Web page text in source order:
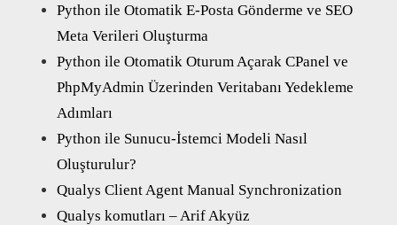
Python ile Otomatik E-Posta Gönderme ve SEO
Meta Verileri Oluşturma
Python ile Otomatik Oturum Açarak CPanel ve
PhpMyAdmin Üzerinden Veritabanı Yedekleme
Adımları
Python ile Sunucu-İstemci Modeli Nasıl
Oluşturulur?
Qualys Client Agent Manual Synchronization
Qualys komutları – Arif Akyüz